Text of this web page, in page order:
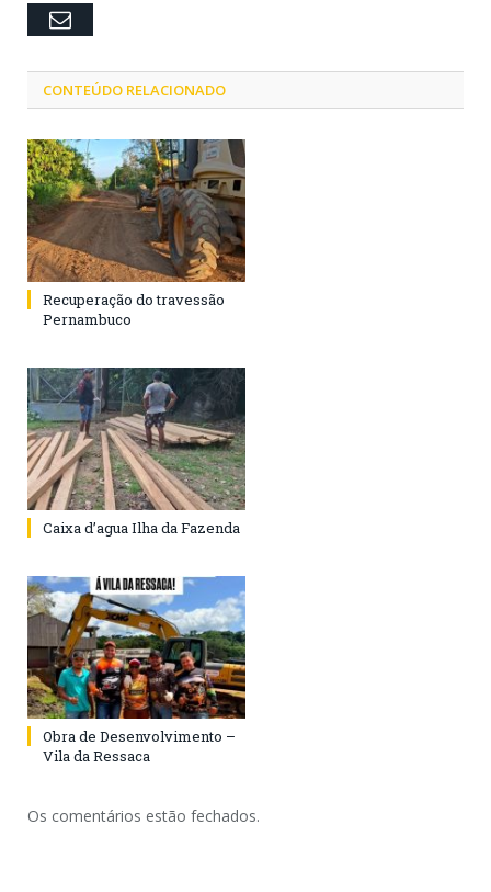
Email
CONTEÚDO RELACIONADO
Recuperação do travessão
Pernambuco
Caixa d’agua Ilha da Fazenda
Obra de Desenvolvimento –
Vila da Ressaca
Os comentários estão fechados.